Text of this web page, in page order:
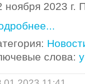
ноября 2023 г.
слова: